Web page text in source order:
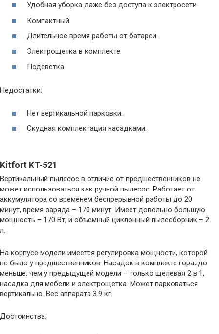
Удобная уборка даже без доступа к электросети.
Компактный.
Длительное время работы от батареи.
Электрощетка в комплекте.
Подсветка.
Недостатки:
Нет вертикальной парковки.
Скудная комплектация насадками.
Kitfort KT-521
Вертикальный пылесос в отличие от предшественников не
может использоваться как ручной пылесос. Работает от
аккумулятора со временем беспрерывной работы до 20
минут, время заряда – 170 минут. Имеет довольно большую
мощность – 170 Вт, и объемный циклонный пылесборник – 2
л.
На корпусе модели имеется регулировка мощности, которой
не было у предшественников. Насадок в комплекте гораздо
меньше, чем у предыдущей модели – только щелевая 2 в 1,
насадка для мебели и электрощетка. Может парковаться
вертикально. Вес аппарата 3.9 кг.
Достоинства: